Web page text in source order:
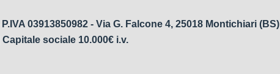
03913850982 - Via G. Falcone 4, 25018 Montichiari (BS)
Capitale sociale 10.000€ i.v.